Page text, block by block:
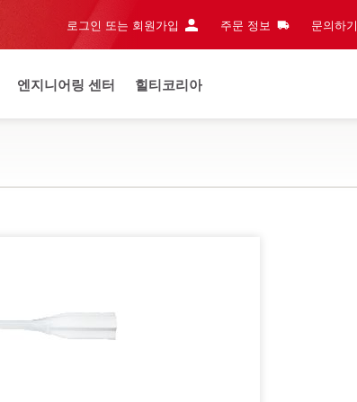
로그인 또는 회원가입 주문 정보 문의하기‎
엔지니어링 센터 힐티코리아